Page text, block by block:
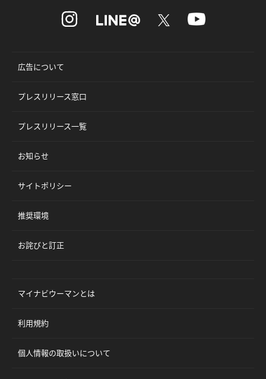
広告について
プレスリリース窓口
プレスリリース一覧
お知らせ
サイトポリシー
推奨環境
お詫びと訂正
マイナビウーマンとは
利用規約
個人情報の取扱いについて